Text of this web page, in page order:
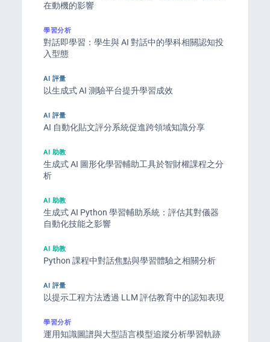
在動機的影響
學習分析
對話即學習：學生與 AI 對話中的學科相關認知投
入型態
AI 評量
以生成式 AI 測驗平台提升學習成效
AI 評量
AI 自動化貼文評分系統促進跨領域知識分享
AI 助教
生成式 AI 圖形化學習輔助工具於智財權課程之分
析
AI 助教
生成式 AI Python 學習輔助系統：評估其對儀器
自動化技能之影響
AI 助教
Python 課程中對話焦點與學習體驗之相關分析
AI 評量
以提示工程方法透過 LLM 評估教育中的認知表現
學習分析
運用知識圖譜與大型語言模型追蹤分析學習軌跡